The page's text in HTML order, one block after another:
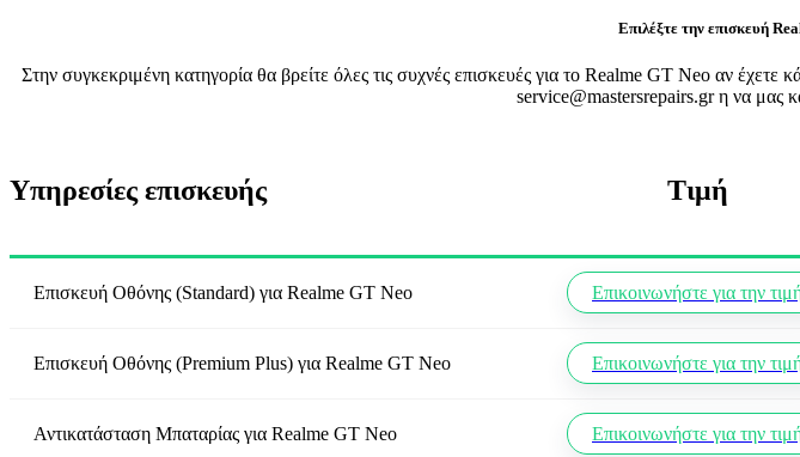
Επιλέξτε την επισκευή
Στην συγκεκριμένη κατηγορία θα βρείτε όλες τις συχνές επισκευές για το Realme GT Neo αν
service@mastersrepairs.gr η να μας
Υπηρεσίες επισκευής Τιμή
Επισκευή Οθόνης (Standard) για Realme GT Neo Επικοινωνήστε για την
Επισκευή Οθόνης (Premium Plus) για Realme GT Neo Επικοινωνήστε για την
Αντικατάσταση Μπαταρίας για Realme GT Neo Επικοινωνήστε για την